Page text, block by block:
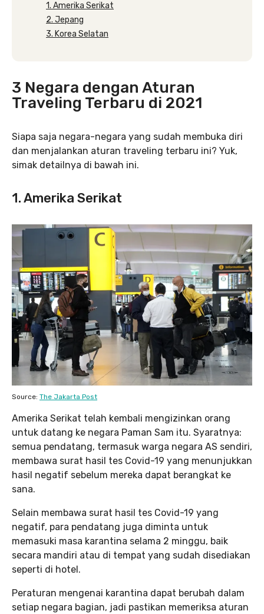
1. Amerika Serikat
2. Jepang
3. Korea Selatan
3 Negara dengan Aturan
Traveling Terbaru di 2021
Siapa saja negara-negara yang sudah membuka diri
dan menjalankan aturan traveling terbaru ini? Yuk,
simak detailnya di bawah ini.
1. Amerika Serikat
Source: The Jakarta Post
Amerika Serikat telah kembali mengizinkan orang
untuk datang ke negara Paman Sam itu. Syaratnya:
semua pendatang, termasuk warga negara AS sendiri,
membawa surat hasil tes Covid-19 yang menunjukkan
hasil negatif sebelum mereka dapat berangkat ke
sana.
Selain membawa surat hasil tes Covid-19 yang
negatif, para pendatang juga diminta untuk
memasuki masa karantina selama 2 minggu, baik
secara mandiri atau di tempat yang sudah disediakan
seperti di hotel.
Peraturan mengenai karantina dapat berubah dalam
setiap negara bagian, jadi pastikan memeriksa aturan